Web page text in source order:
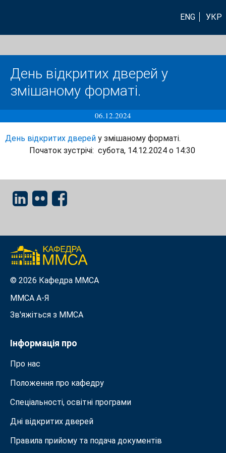
ENG УКР
День відкритих дверей у
змішаному форматі.
06.12.2024
День відкритих дверей у змішаному форматі.
Початок зустрічі: cубота, 14.12.2024 о 14:30
© 2026 Кафедра ММСА
ММСА A-Я
Зв'яжіться з MMСА
Інформація про
Про нас
Положення про кафедру
Спеціальності, освітні програми
Дні відкритих дверей
Правила прийому та подача документiв